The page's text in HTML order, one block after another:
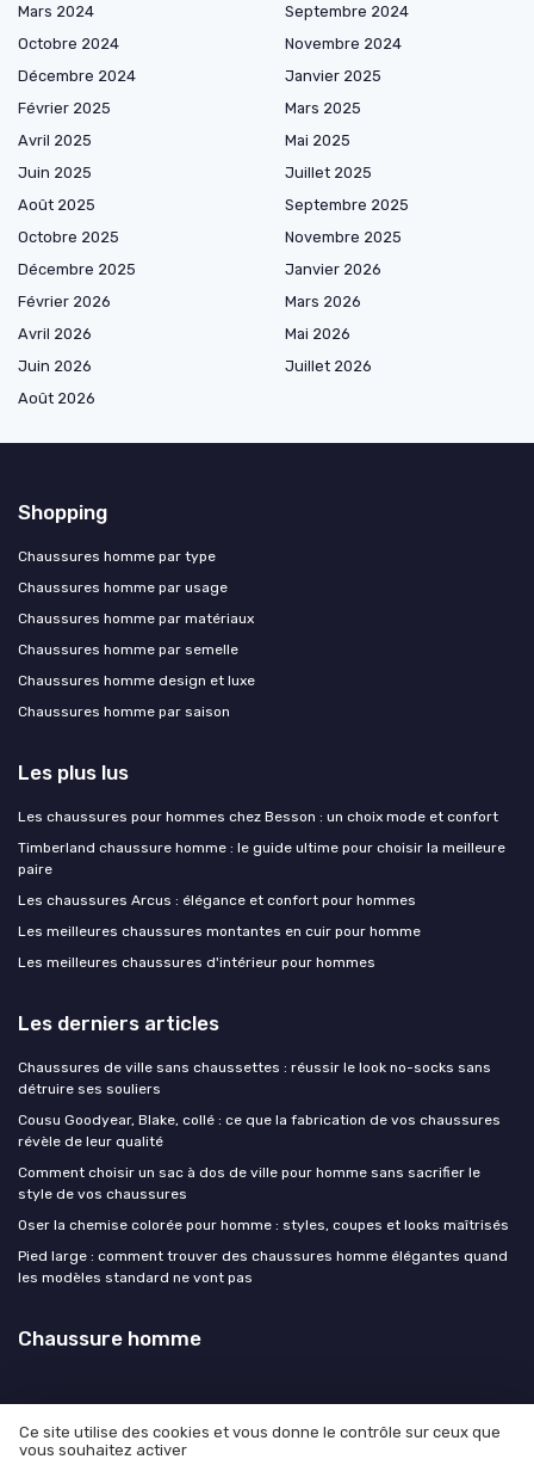
Mars 2024
Septembre 2024
Octobre 2024
Novembre 2024
Décembre 2024
Janvier 2025
Février 2025
Mars 2025
Avril 2025
Mai 2025
Juin 2025
Juillet 2025
Août 2025
Septembre 2025
Octobre 2025
Novembre 2025
Décembre 2025
Janvier 2026
Février 2026
Mars 2026
Avril 2026
Mai 2026
Juin 2026
Juillet 2026
Août 2026
Shopping
Chaussures homme par type
Chaussures homme par usage
Chaussures homme par matériaux
Chaussures homme par semelle
Chaussures homme design et luxe
Chaussures homme par saison
Les plus lus
Les chaussures pour hommes chez Besson : un choix mode et confort
Timberland chaussure homme : le guide ultime pour choisir la meilleure
paire
Les chaussures Arcus : élégance et confort pour hommes
Les meilleures chaussures montantes en cuir pour homme
Les meilleures chaussures d'intérieur pour hommes
Les derniers articles
Chaussures de ville sans chaussettes : réussir le look no-socks sans
détruire ses souliers
Cousu Goodyear, Blake, collé : ce que la fabrication de vos chaussures
révèle de leur qualité
Comment choisir un sac à dos de ville pour homme sans sacrifier le
style de vos chaussures
Oser la chemise colorée pour homme : styles, coupes et looks maîtrisés
Pied large : comment trouver des chaussures homme élégantes quand
les modèles standard ne vont pas
Chaussure homme
Ce site utilise des cookies et vous donne le contrôle sur ceux que
vous souhaitez activer